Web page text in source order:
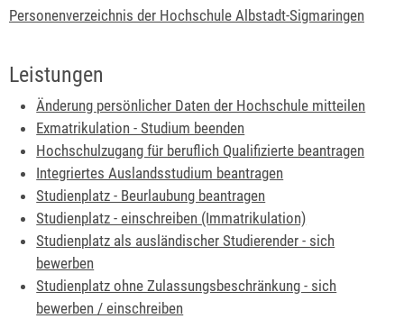
Personenverzeichnis der Hochschule Albstadt-Sigmaringen
Leistungen
Änderung persönlicher Daten der Hochschule mitteilen
Exmatrikulation - Studium beenden
Hochschulzugang für beruflich Qualifizierte beantragen
Integriertes Auslandsstudium beantragen
Studienplatz - Beurlaubung beantragen
Studienplatz - einschreiben (Immatrikulation)
Studienplatz als ausländischer Studierender - sich
bewerben
Studienplatz ohne Zulassungsbeschränkung - sich
bewerben / einschreiben